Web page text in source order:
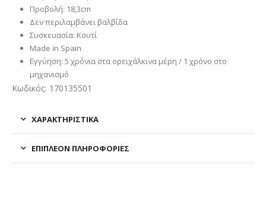
Προβολή: 18,3cm
Δεν περιλαμβάνει βαλβίδα
Συσκευασία: Κουτί
Made in Spain
Εγγύηση: 5 χρόνια στα ορειχάλκινα μέρη / 1 χρόνο στο
μηχανισμό
Κωδικός: 170135501
ΧΑΡΑΚΤΗΡΙΣΤΙΚΑ
ΕΠΙΠΛΈΟΝ ΠΛΗΡΟΦΟΡΊΕΣ